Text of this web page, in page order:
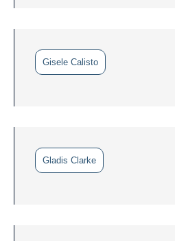
Gisele Calisto
Gladis Clarke